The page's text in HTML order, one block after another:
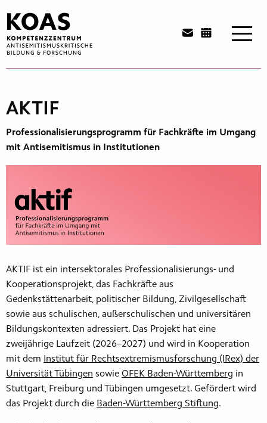
Inhalt
springen
AKTIF
Professionalisierungsprogramm für Fachkräfte im Umgang
mit Antisemitismus in Institutionen
AKTIF ist ein intersektorales Professionalisierungs- und
Kooperationsprojekt, das Fachkräfte aus
Gedenkstättenarbeit, politischer Bildung, Zivilgesellschaft
sowie aus schulischen, außerschulischen und universitären
Bildungskontexten adressiert. Das Projekt hat eine
zweijährige Laufzeit (2026–2027) und wird in Kooperation
mit dem Institut für Rechtsextremismusforschung (IRex) der
Universität Tübingen sowie OFEK Baden-Württemberg in
Stuttgart, Freiburg und Tübingen umgesetzt. Gefördert wird
das Projekt durch die Baden-Württemberg Stiftung.